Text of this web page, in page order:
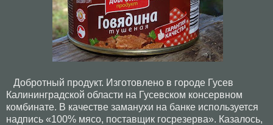
Добротный продукт. Изготовлено в городе Гусев
Калининградской области на Гусевском консервном
комбинате. В качестве заманухи на банке используется
надпись «100% мясо, поставщик госрезерва». Казалось,